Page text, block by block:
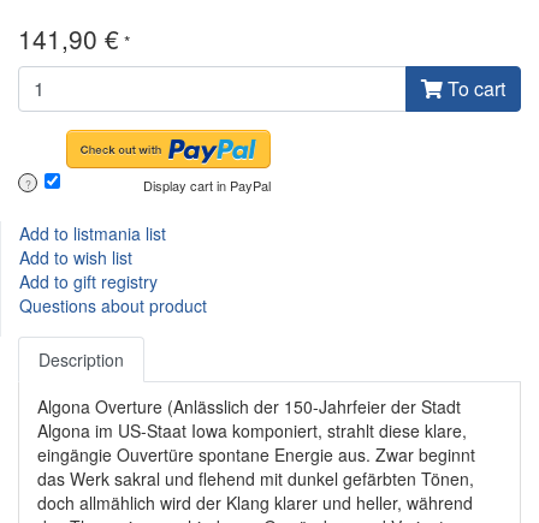
141,90 € *
To cart
? Display cart in PayPal
Add to listmania list
Add to wish list
Add to gift registry
Questions about product
Description
Algona Overture (Anlässlich der 150-Jahrfeier der Stadt
Algona im US-Staat Iowa komponiert, strahlt diese klare,
eingängie Ouvertüre spontane Energie aus. Zwar beginnt
das Werk sakral und flehend mit dunkel gefärbten Tönen,
doch allmählich wird der Klang klarer und heller, während